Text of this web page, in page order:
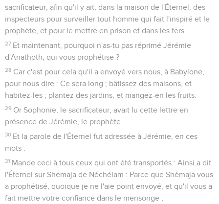
sacrificateur, afin qu'il y ait, dans la maison de l'Éternel, des
inspecteurs pour surveiller tout homme qui fait l'inspiré et le
prophète, et pour le mettre en prison et dans les fers.
27 Et maintenant, pourquoi n'as-tu pas réprimé Jérémie
d'Anathoth, qui vous prophétise ?
28 Car c'est pour cela qu'il a envoyé vers nous, à Babylone,
pour nous dire : Ce sera long ; bâtissez des maisons, et
habitez-les ; plantez des jardins, et mangez-en les fruits.
29 Or Sophonie, le sacrificateur, avait lu cette lettre en
présence de Jérémie, le prophète.
30 Et la parole de l'Éternel fut adressée à Jérémie, en ces
mots :
31 Mande ceci à tous ceux qui ont été transportés : Ainsi a dit
l'Éternel sur Shémaja de Néchélam : Parce que Shémaja vous
a prophétisé, quoique je ne l'aie point envoyé, et qu'il vous a
fait mettre votre confiance dans le mensonge ;